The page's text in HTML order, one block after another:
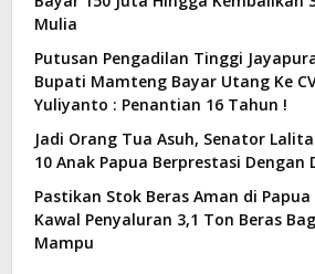
Mulia
Putusan Pengadilan Tinggi
Bupati Mamteng Bayar Utang Ke
Yuliyanto : Penantian 16 Tahun !
Jadi Orang Tua Asuh, Senator
10 Anak Papua Berprestasi Dengan
Pastikan Stok Beras Aman di
Kawal Penyaluran 3,1 Ton Beras
Mampu